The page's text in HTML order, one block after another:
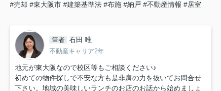
#売却 #東大阪市 #建築基準法 #布施 #納戸 #不動産情報 #居室
筆者 石田 唯
不動産キャリア2年
地元が東大阪なので校区等もご相談ください♪
初めての物件探しで不安な方も是非肩の力を抜いてお問合せ
下さい。地域の美味しいランチのお店のお話から始めましょ